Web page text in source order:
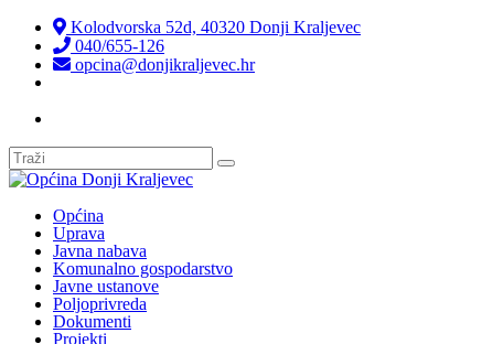
Kolodvorska 52d, 40320 Donji Kraljevec
040/655-126
opcina@donjikraljevec.hr
Općina
Uprava
Javna nabava
Komunalno gospodarstvo
Javne ustanove
Poljoprivreda
Dokumenti
Projekti